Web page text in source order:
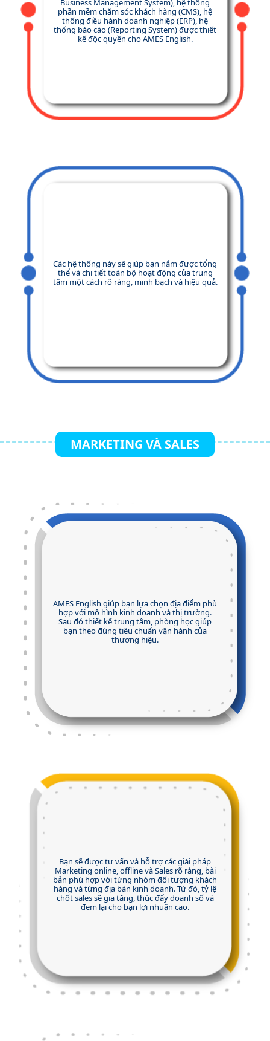
phần mềm chăm sóc khách hàng (CMS), hệ
thống điều hành doanh nghiệp (ERP), hệ
thống báo cáo (Reporting System) được thiết
kế độc quyền cho AMES English.
Các hệ thống này sẽ giúp bạn nắm được tổng
thể và chi tiết toàn bộ hoạt động của trung
tâm một cách rõ ràng, minh bạch và hiệu quả.
MARKETING VÀ SALES
AMES English giúp bạn lựa chọn địa điểm phù
hợp với mô hình kinh doanh và thị trường.
Sau đó thiết kế trung tâm, phòng học giúp
bạn theo đúng tiêu chuẩn vận hành của
thương hiệu.
Bạn sẽ được tư vấn và hỗ trợ các giải pháp
Marketing online, offline và Sales rõ ràng, bài
bản phù hợp với từng nhóm đối tượng khách
hàng và từng địa bàn kinh doanh. Từ đó, tỷ lệ
chốt sales sẽ gia tăng, thúc đẩy doanh số và
đem lại cho bạn lợi nhuận cao.